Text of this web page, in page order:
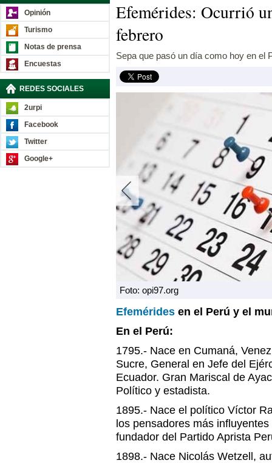
Opinión
Turismo
Notas de prensa
Encuestas
REDES SOCIALES
2urpi
Facebook
Twitter
Google+
Efemérides: Ocurrió
febrero
Sepa que pasó un día como hoy en el
Foto: opi97.org
Efemérides en el Perú y el
En el Perú:
1795.- Nace en Cumaná,
Sucre, General en Jefe del
Ecuador. Gran Mariscal de
Político y estadista.
1895.- Nace el político Víctor
los pensadores más
fundador del Partido Aprista
1898.- Nace Nicolás Wetzell,